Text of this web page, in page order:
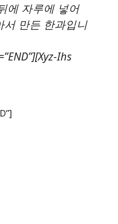
에 자루에 넣어
서 만든 한과입니
Ihs